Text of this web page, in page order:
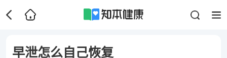
早泄怎么自己恢复